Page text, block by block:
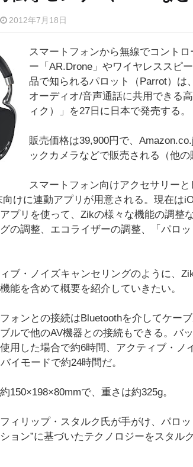
2012年7月18日
スマートフォンから無線でコント
ー「AR.Drone」やワイヤレススピ
品で知られるパロット（Parrot）は
オーディオ/音声通話に共用できる
ィク）」を27日に日本で発売する。
販売価格は39,900円で、
ックカメラなどで販売される（他の
スマートフォン向けアクセサリー
けに連動アプリが用意される。現在は
プリを使って、Zikの様々な機能の調整
の調整、エコライザーの調整、「パロ
ブ・ノイズキャンセリングのように、
能を含めて概要を紹介していきたい。
ォンとの接続はBluetoothを介してケー
ルで他のAV機器との接続もできる。バ
用した場合で約6時間、アクティブ・ノ
イモードで約24時間だ。
150×198×80mmで、重さは約325g。
ィリップ・スタルク氏が手がけ、パロ
ョン”に基づいたテクノロジーをスタル